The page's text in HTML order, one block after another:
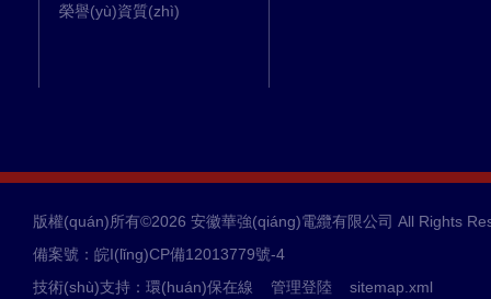
榮譽(yù)資質(zhì)
版權(quán)所有©2026 安徽華強(qiáng)電纜有限公司 All Rights
備案號：皖I(lǐng)CP備12013779號-4
技術(shù)支持： 環(huán)保在線 管理登陸 sitemap.xml